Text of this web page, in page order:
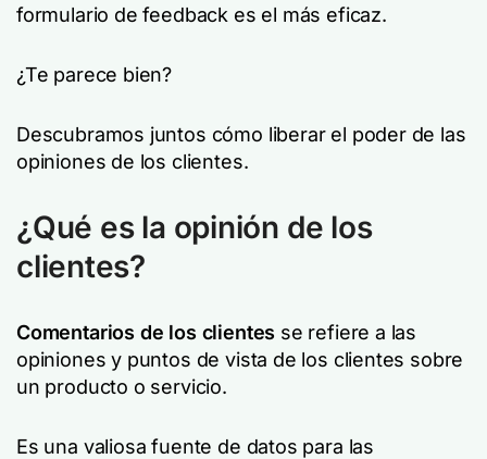
formulario de feedback es el más eficaz.
¿Te parece bien?
Descubramos juntos cómo liberar el poder de las
opiniones de los clientes.
¿Qué es la opinión de los
clientes?
Comentarios de los clientes se refiere a las
opiniones y puntos de vista de los clientes sobre
un producto o servicio.
Es una valiosa fuente de datos para las